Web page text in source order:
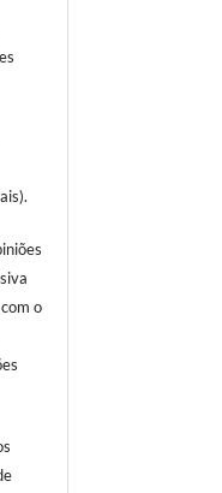
o